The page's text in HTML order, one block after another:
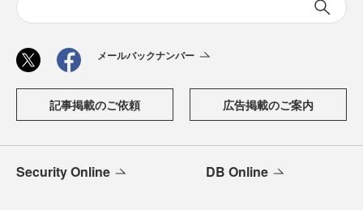
メールバックナンバー
記事掲載のご依頼 広告掲載のご案内
Security Online DB Online